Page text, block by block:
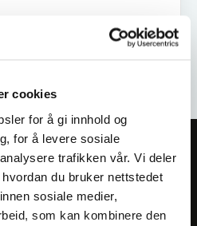
cookies
for å gi innhold og
for å levere sosiale
trafikken vår. Vi deler
du bruker nettstedet
sosiale medier,
som kan kombinere den
nyhetsbrev!
produkter,
kampanjer.